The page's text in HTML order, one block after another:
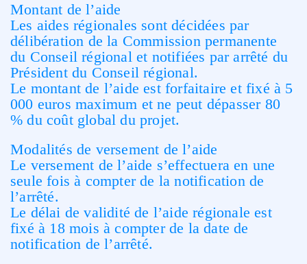
Montant de l’aide
Les aides régionales sont décidées par
délibération de la Commission permanente
du Conseil régional et notifiées par arrêté du
Président du Conseil régional.
Le montant de l’aide est forfaitaire et fixé à 5
000 euros maximum et ne peut dépasser 80
% du coût global du projet.
Modalités de versement de l’aide
Le versement de l’aide s’effectuera en une
seule fois à compter de la notification de
l’arrêté.
Le délai de validité de l’aide régionale est
fixé à 18 mois à compter de la date de
notification de l’arrêté.